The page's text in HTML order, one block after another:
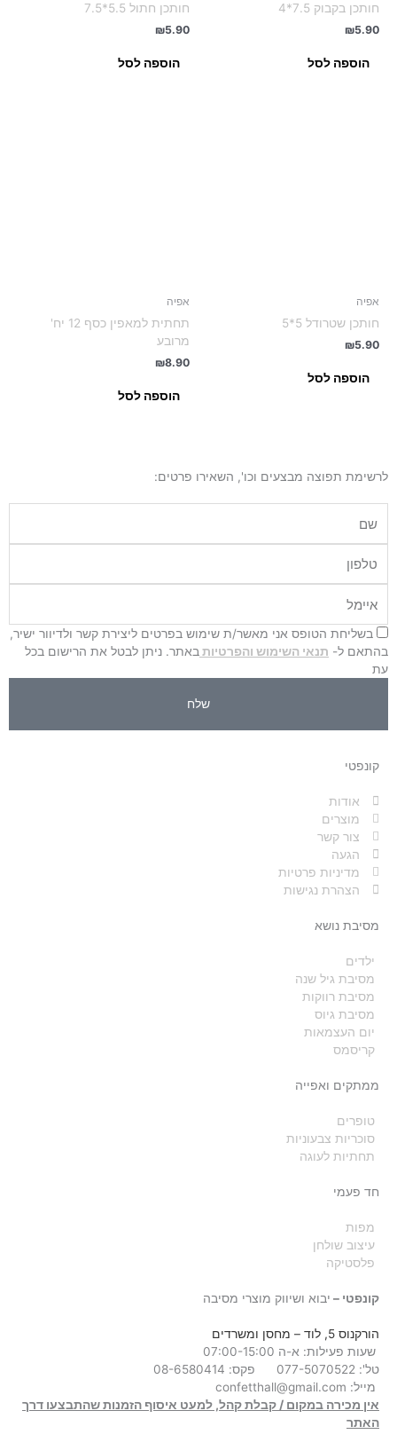
חותכן בקבוק 7.5*4
₪5.90
הוספה לסל
חותכן חתול 5.5*7.5
₪5.90
הוספה לסל
אפיה
חותכן שטרודל 5*5
₪5.90
הוספה לסל
אפיה
תחתית למאפין כסף 12 יח'
מרובע
₪8.90
הוספה לסל
לרשימת תפוצה מבצעים וכו', השאירו פרטים:
בשליחת הטופס אני מאשר/ת שימוש בפרטים ליצירת קשר ולדיוור ישיר,
בהתאם ל- תנאי השימוש והפרטיות באתר. ניתן לבטל את הרישום בכל
עת
שלח
קונפטי
אודות
מוצרים
צור קשר
הגעה
מדיניות פרטיות
הצהרת נגישות
מסיבת נושא
ילדים
מסיבת גיל שנה
מסיבת רווקות
מסיבת גיוס
יום העצמאות
קריסמס
ממתקים ואפייה
טופרים
סוכריות צבעוניות
תחתיות לעוגה
חד פעמי
מפות
עיצוב שולחן
פלסטיקה
קונפטי – יבוא ושיווק מוצרי מסיבה
הורקנוס 5, לוד
– מחסן ומשרדים
שעות פעילות: א-ה 07:00-15:00
טל': 077-5070522
מייל: confetthall@gmail.com
אין מכירה במקום / קבלת קהל, למעט איסוף הזמנות שהתבצעו דרך
האתר